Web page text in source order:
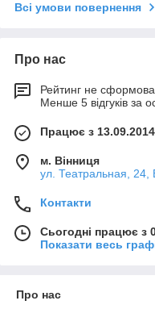
Всі умови повернення
Про нас
Рейтинг не
Менше 5 відгуків за
Працює з 13.09.2014
м. Вінниця
ул. Театральная, 24,
Контакти
Сьогодні працює з
Показати весь
Про нас